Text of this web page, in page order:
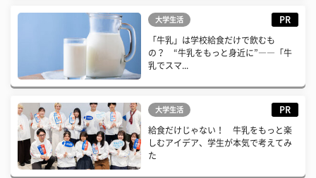
大学生活 PR
「牛乳」は学校給食だけで飲むも
の？ “牛乳をもっと身近に”――「牛
乳でスマ...
大学生活 PR
給食だけじゃない！ 牛乳をもっと楽
しむアイデア、学生が本気で考えてみ
た